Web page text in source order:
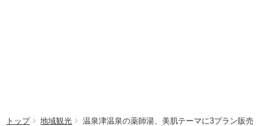
トップ 地域観光 温泉津温泉の薬師湯、美肌テーマに3プラン販売